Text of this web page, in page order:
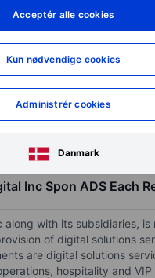
Acceptér alle cookies
Kun nødvendige cookies
Administrér cookies
Danmark
XXXXXXX
XXXXXXX
XXXXXXX
Inc Spon ADS Each
along with its subsidiaries, is
of digital solutions
are digital solutions
hospitality and VIP